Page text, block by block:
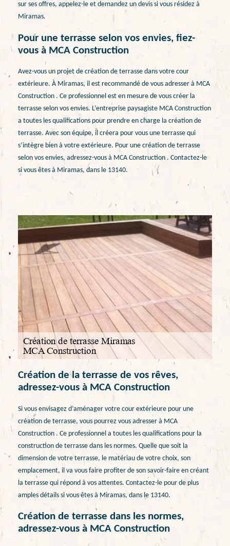
sur ses offres, appelez-le et demandez un devis si vous résidez à
Miramas.
Pour une terrasse selon vos envies, fiez-
vous à MCA Construction
Avez-vous un projet de création de terrasse dans votre cour
extérieure. À Miramas, il est recommandé de vous adresser à MCA
Construction . Ce professionnel est en mesure de vous créer la
terrasse selon vos envies. L’entreprise paysagiste MCA Construction
a toutes les qualifications pour prendre en charge la création de
terrasse. Avec son équipe, il créera pour vous une terrasse qui
s’intègre bien à votre extérieure. Pour une création de terrasse
selon vos envies, adressez-vous à MCA Construction . Contactez-le
si vous êtes à Miramas, dans le 13140.
Création de la terrasse de vos rêves,
adressez-vous à MCA Construction
Si vous envisagez d’aménager votre cour extérieure pour une
création de terrasse, vous pourrez vous adresser à MCA
Construction . Ce professionnel a toutes les qualifications pour la
construction de terrasse dans les normes. Quelle que soit la
dimension de votre terrasse, le matériau de votre choix, son
emplacement, il va vous faire profiter de son savoir-faire en créant
la terrasse qui répond à vos attentes. Contactez-le pour de plus
amples détails si vous êtes à Miramas, dans le 13140.
Création de terrasse dans les normes,
adressez-vous à MCA Construction